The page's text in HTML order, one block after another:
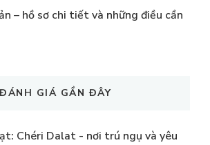
– hồ sơ chi tiết và những điều cần
ĐÁNH GIÁ GẦN ĐÂY
Chéri Dalat - nơi trú ngụ và yêu